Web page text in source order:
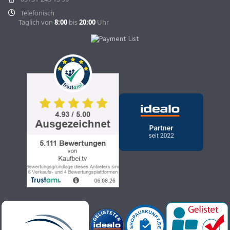
Telefonisch
Täglich von 8:00 bis20:00 Uhr